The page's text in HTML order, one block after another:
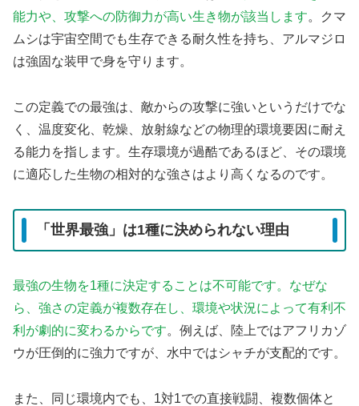
能力や、攻撃への防御力が高い生き物が該当します。クマ
ムシは宇宙空間でも生存できる耐久性を持ち、アルマジロ
は強固な装甲で身を守ります。
この定義での最強は、敵からの攻撃に強いというだけでな
く、温度変化、乾燥、放射線などの物理的環境要因に耐え
る能力を指します。生存環境が過酷であるほど、その環境
に適応した生物の相対的な強さはより高くなるのです。
「世界最強」は1種に決められない理由
最強の生物を1種に決定することは不可能です。なぜな
ら、強さの定義が複数存在し、環境や状況によって有利不
利が劇的に変わるからです。例えば、陸上ではアフリカゾ
ウが圧倒的に強力ですが、水中ではシャチが支配的です。
また、同じ環境内でも、1対1での直接戦闘、複数個体と